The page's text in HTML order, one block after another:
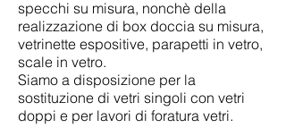
specchi su misura, nonchè della
realizzazione di box doccia su misura,
vetrinette espositive, parapetti in vetro,
scale in vetro.
Siamo a disposizione per la
sostituzione di vetri singoli con vetri
doppi e per lavori di foratura vetri.